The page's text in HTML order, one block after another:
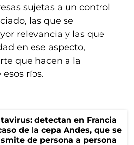
sujetas a un control
las que se
relevancia y las que
en ese aspecto,
que hacen a la
ríos.
detectan en Francia
de la cepa Andes, que se
de persona a persona